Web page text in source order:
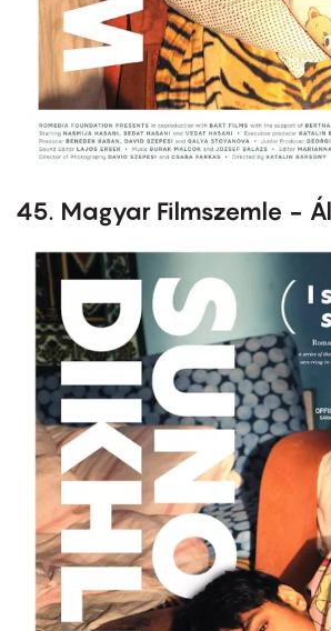
45. Magyar Filmszemle -